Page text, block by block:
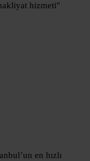
hizmeti"
en hızlı